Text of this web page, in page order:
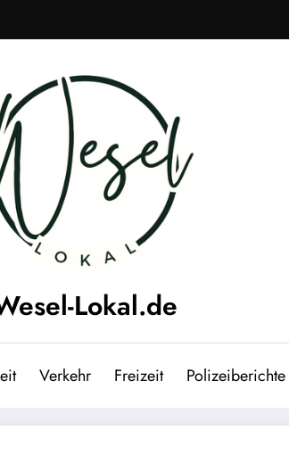
Lokal.de
Verkehr Freizeit Polizeiberichte